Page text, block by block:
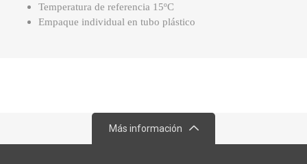
Temperatura de referencia 15ºC
Empaque individual en tubo plástico
Más información